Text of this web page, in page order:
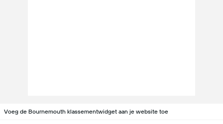
Voeg de Bournemouth klassementwidget aan je website toe